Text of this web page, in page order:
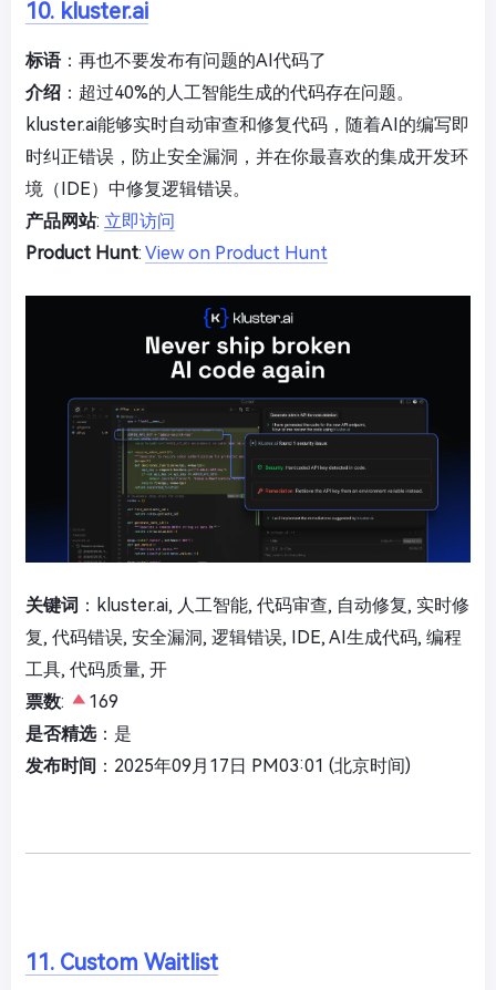
10. kluster.ai
标语：再也不要发布有问题的AI代码了
介绍 ：超过40%的人工智能生成的代码存在问题。
kluster.ai能够实时自动审查和修复代码，随着AI的编写即
时纠正错误，防止安全漏洞，并在你最喜欢的集成开发环
境（IDE）中修复逻辑错误。
产品网站: 立即访问
Product Hunt: View on Product Hunt
关键词 ：kluster.ai, 人工智能, 代码审查, 自动修复, 实时修
复, 代码错误, 安全漏洞, 逻辑错误, IDE, AI生成代码, 编程
工具, 代码质量, 开
票数:
169
是否精选：是
发布时间 ：2025年09月17日 PM03:01 (北京时间)
11. Custom Waitlist